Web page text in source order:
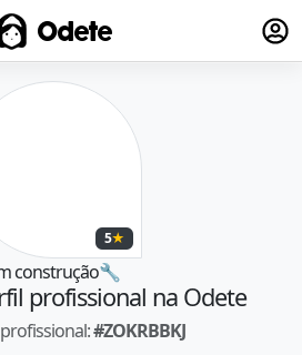
Odete
5★
construção🔧
profissional na Odete
#ZOKRBBKJ